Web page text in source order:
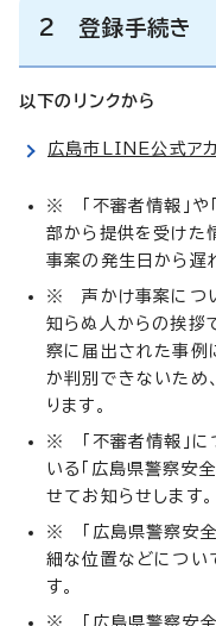
2 登録手続き
以下のリンクから
広島市LINE公式ア
※ 「不審者情報」や
部から提供を受けた
事案の発生日から遅
※ 声かけ事案につい
知らぬ人からの挨拶
察に届出された事例
か判別できないため
ります。
※ 「不審者情報」に
いる「広島県警察安
せてお知らせします。
※ 「広島県警察安全
細な位置などについ
す。
※ 「広島県警察安全